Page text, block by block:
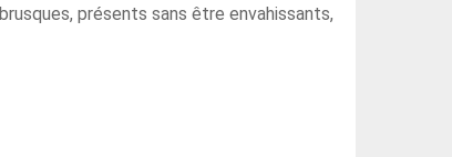
présents sans être envahissants,